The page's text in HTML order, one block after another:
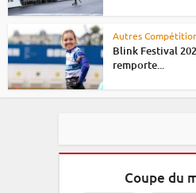
Autres
Blink Festival
remporte...
Coupe du